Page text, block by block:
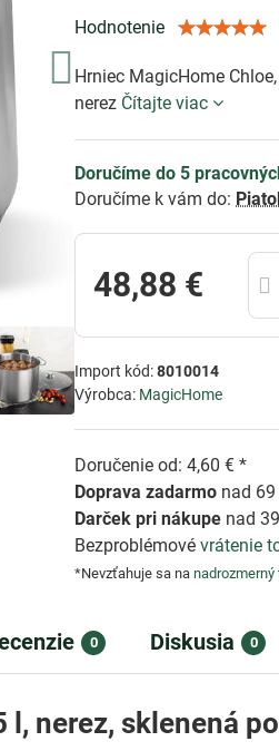
Hodnotenie
Hrniec MagicHome
nerez Čítajte viac
Doručíme do 5
Doručíme k vám do:
48,88 €
Import kód:8010014
Výrobca: MagicHome
Doručenie od: 4,60 € *
Doprava zadarmo nad
Darček pri nákupe nad
Bezproblémovévrátenie
*Nevzťahuje sa nanadrozmerný
0 Diskusia 0
nerez, sklenená